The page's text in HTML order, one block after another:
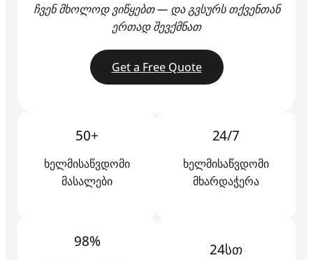
ჩვენ მხოლოდ ვიწყებთ — და გვსურს თქვენთან
ერთად შევქმნათ
Get a Free Quote
50+
ხელმისაწვდომი
მასალები
24/7
ხელმისაწვდომი
მხარდაჭერა
98% 24სთ